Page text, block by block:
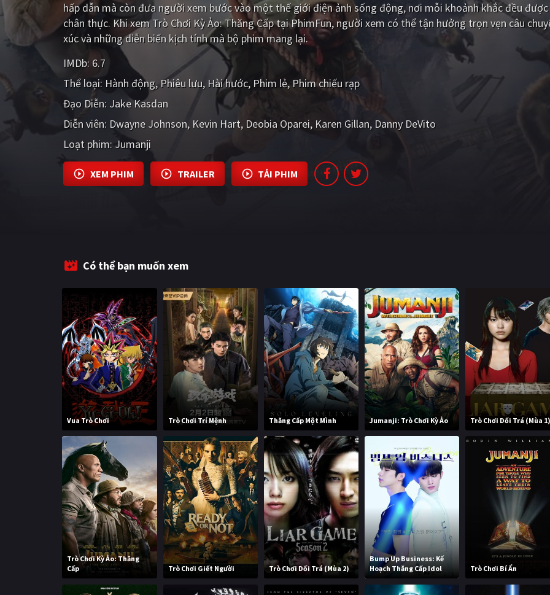
hấp dẫn mà còn đưa người xem bước vào một thế giới điện ảnh sống động, nơi mỗi khoảnh khắc đều
chân thực. Khi xem Trò Chơi Kỳ Ảo: Thăng Cấp tại PhimFun, người xem có thể tận hưởng trọn vẹn câu
xúc và những diễn biến kịch tính mà bộ phim mang lại.
IMDb: 6.7
Thể loại: Hành động Phiêu lưu Hài hước Phim lẻ Phim chiếu rạp
Đạo Diễn: Jake Kasdan
Diễn viên: Dwayne Johnson Kevin Hart Deobia Oparei Karen Gillan Danny DeVito
Loạt phim: Jumanji
XEM PHIM TRAILER TẢI PHIM
Có thể bạn muốn xem
Vua Trò Chơi Trò Chơi Trí Mệnh Thăng Cấp Một Mình Jumanji: Trò Chơi Kỳ Ảo Trò Chơi Dối Trá (Mùa 1)
Trò Chơi Kỳ Ảo: Thăng
Cấp
Trò Chơi Giết Người Trò Chơi Dối Trá (Mùa 2)
Bump Up Business: Kế
Hoạch Thăng Cấp Idol
Trò Chơi Bí Ẩn